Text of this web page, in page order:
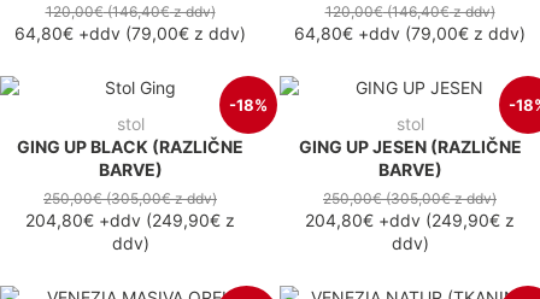
120,00€(146,40€z ddv)
64,80€ +ddv (79,00€ z ddv)
120,00€(146,40€z ddv)
64,80€ +ddv (79,00€ z ddv)
-18%
stol
GING UP BLACK (RAZLIČNE
BARVE)
250,00€(305,00€z ddv)
204,80€ +ddv (249,90€ z
ddv)
-
stol
GING UP JESEN (RAZLIČNE
BARVE)
250,00€(305,00€z ddv)
204,80€ +ddv (249,90€ z
ddv)